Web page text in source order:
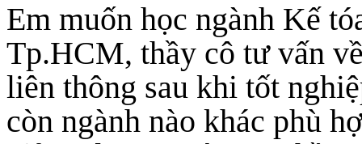
Em muốn học ngành Kế
Tp.HCM, thầy cô tư vấn
liên thông sau khi tốt
còn ngành nào khác phù